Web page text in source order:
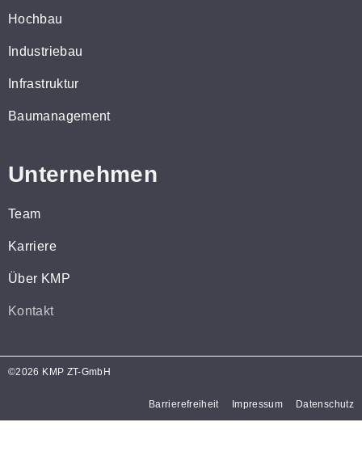
Hochbau
Industriebau
Infrastruktur
Baumanagement
Unternehmen
Team
Karriere
Über KMP
Kontakt
©2026 KMP ZT-GmbH
Barrierefreiheit Impressum Datenschutz